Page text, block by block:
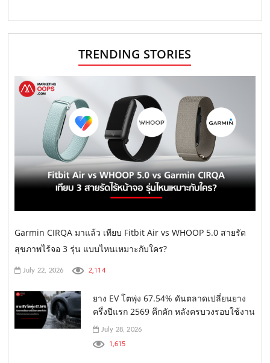
TRENDING STORIES
Garmin CIRQA มาแล้ว เทียบ Fitbit Air vs WHOOP 5.0 สายรัด
สุขภาพไร้จอ 3 รุ่น แบบไหนเหมาะกับใคร?
July 22, 2026 2,114
ยาง EV โตพุ่ง 67.54% ดันตลาดเปลี่ยนยาง
ครึ่งปีแรก 2569 คึกคัก หลังครบวงรอบใช้งาน
July 28, 2026
1,615